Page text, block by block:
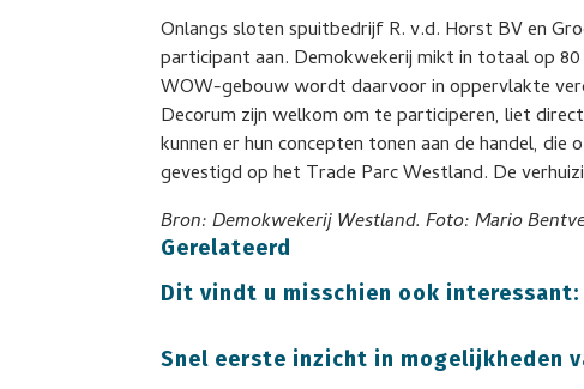
Onlangs sloten spuitbedrijf R. v.d. Horst BV en
participant aan. Demokwekerij mikt in totaal op
WOW-gebouw wordt daarvoor in oppervlakte
Decorum zijn welkom om te participeren, liet
kunnen er hun concepten tonen aan de handel,
gevestigd op het Trade Parc Westland. De
Bron: Demokwekerij Westland. Foto: Mario
Gerelateerd
Dit vindt u misschien ook interessant:
Snel eerste inzicht in mogelijkheden